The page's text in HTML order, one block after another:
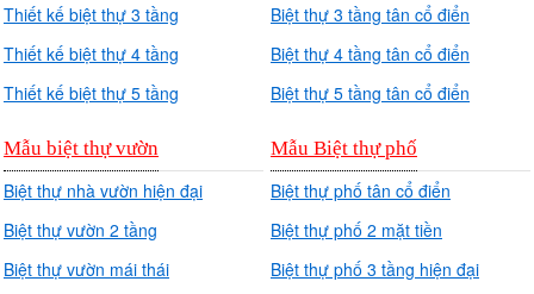
Thiết kế biệt thự 3 tầng
Thiết kế biệt thự 4 tầng
Thiết kế biệt thự 5 tầng
Biệt thự 3 tầng tân cổ điển
Biệt thự 4 tầng tân cổ điển
Biệt thự 5 tầng tân cổ điển
Mẫu biệt thự vườn
Biệt thự nhà vườn hiện đại
Biệt thự vườn 2 tầng
Biệt thự vườn mái thái
Mẫu Biệt thự phố
Biệt thự phố tân cổ điển
Biệt thự phố 2 mặt tiền
Biệt thự phố 3 tầng hiện đại